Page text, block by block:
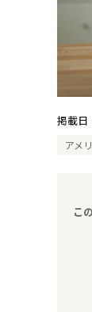
掲載日
アメ
こ